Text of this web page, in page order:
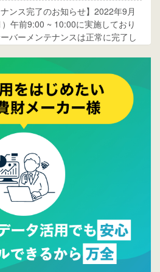
ナンス完了のお知らせ】2022年9月
午前9:00 ~ 10:00に実施しており
バーメンテナンスは正常に完了し
い。
のサイト機能を大幅バージョンアッ
こちら。⇒告知ページへ
機能拡充し、サイトリニューアル
⇒
ウレコンFacebook
ページを開設しました。詳細は
サイトリリースしました。